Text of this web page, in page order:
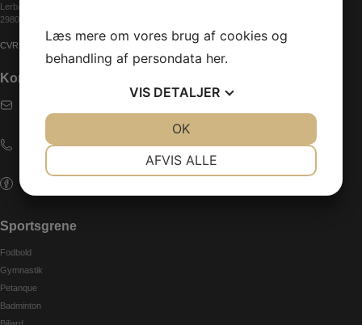
Lerbakkevej 1
2980 Kokkedal
CVR: 29856133
Kontakt
karlebo.if@gmail.com
Telefon
+45 29 65 00 98
Sportsgrene
Fodbold
Gymnastik
Petanque
Badminton
Læs mere om vores brug af cookies og
behandling af persondata her.
VIS DETALJER
AFVIS ALLE
OK